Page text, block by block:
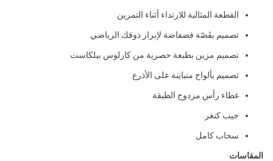
القطعة المثالية للارتداء أثناء التمرين
تصميم بقَصّة فضفاضة لإبراز ذوقك الرياضي
تصميم مزين بطبعة حصرية من كارلوس بيلكاست
تصميم بألواح متباينة على الأذرع
غطاء رأس مزدوج الطبقة
جيب كنغر
سحاب كامل
المقاسات